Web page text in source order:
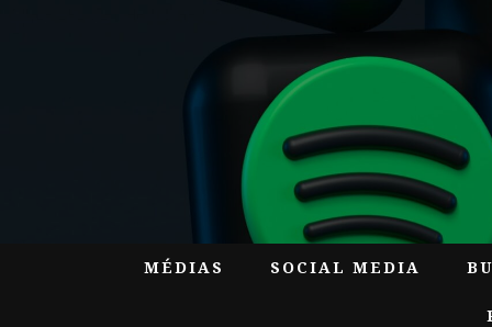
MÉDIAS SOCIAL MEDIA